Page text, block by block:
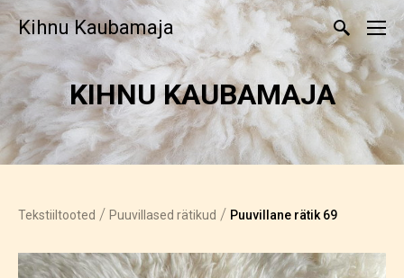
Kihnu Kaubamaja
KIHNU KAUBAMAJA
Tekstiiltooted / Puuvillased rätikud / Puuvillane rätik 69